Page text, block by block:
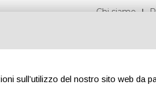
Chi siamo
sull’utilizzo del nostro sito web da